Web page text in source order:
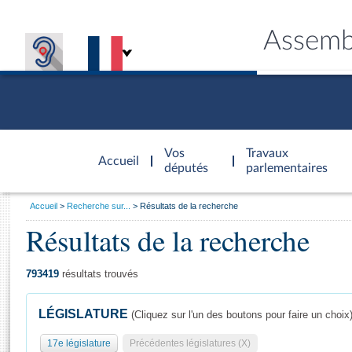
Accueil
d'accueil
Vos
députés
Travaux
parlementaires
Général
Vous
Accueil Recherche sur... Résultats de la recherche
Résultats de la recherche
793419 résultats trouvés
LÉGISLATURE (Cliquez sur l'un des boutons pour faire un choix)
17e législature Précédentes législatures (X)